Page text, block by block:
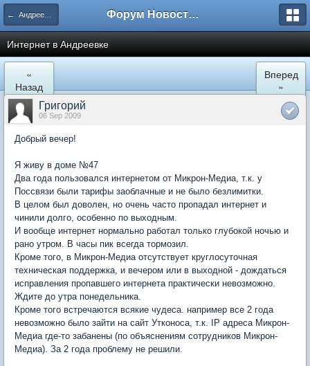
← Андреевка Форум Новостройки
Интернет в Андреевке
«
Назад
Вперед
»
Григорий
06 Sep 2009
Добрый вечер!
Я живу в доме №47
Два года пользовался интернетом от Микрон-Медиа, т.к. у
Поссвязи были тарифы заоблачные и не было безлимитки.
В целом был доволен, но очень часто пропадал интернет и
чинили долго, особенно по выходным.
И вообще интернет нормально работал только глубокой ночью и
рано утром. В часы пик всегда тормозил.
Кроме того, в Микрон-Медиа отсутствует круглосуточная
техническая поддержка, и вечером или в выходной - дождаться
исправления пропавшего интернета практически невозможно.
Ждите до утра понедельника.
Кроме того встречаются всякие чудеса. например все 2 года
невозможно было зайти на сайт Утконоса, т.к. IP адреса Микрон-
Медиа где-то забанены (по объяснениям сотрудников Микрон-
Медиа). За 2 года проблему не решили.